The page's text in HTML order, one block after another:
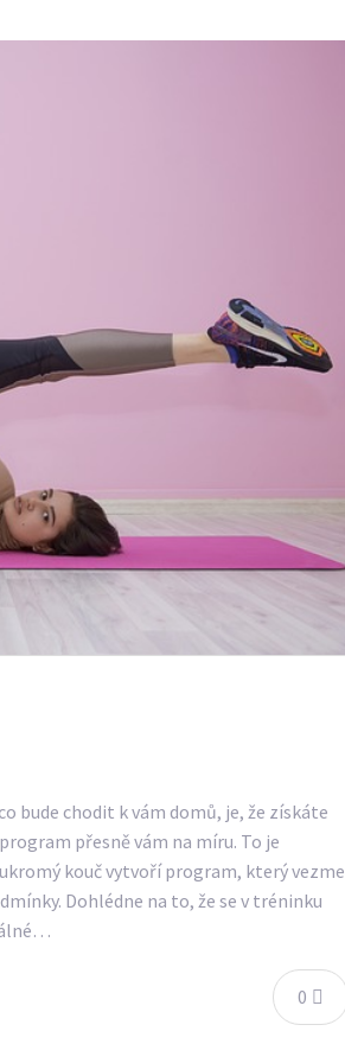
chodit k vám domů, je, že získáte
přesně vám na míru. To je
kouč vytvoří program, který vezme
Dohlédne na to, že se v tréninku
0